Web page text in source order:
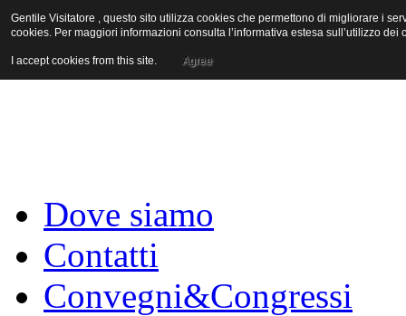
Dove siamo
Contatti
Convegni&Congressi
Gentile Visitatore , questo sito utilizza cookies che permettono di migliorare i
cookies. Per maggiori informazioni consulta l’informativa estesa sull’utilizzo
I accept cookies from this site. Agree